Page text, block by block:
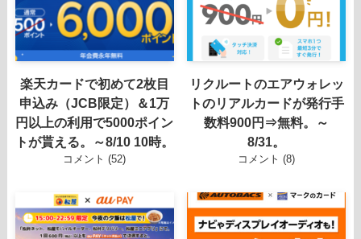
楽天カードで初めて2枚目
申込み（JCB限定）＆1万
円以上の利用で5000ポイン
トが貰える。～8/10 10時。
コメント (52)
リクルートのエアウォレッ
トのリアルカードが発行手
数料900円⇒無料。～
8/31。
コメント (8)